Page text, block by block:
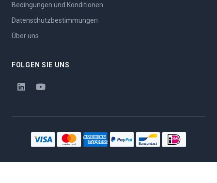
Bedingungen und Konditionen
Datenschutzbestimmungen
Über uns
FOLGEN SIE UNS